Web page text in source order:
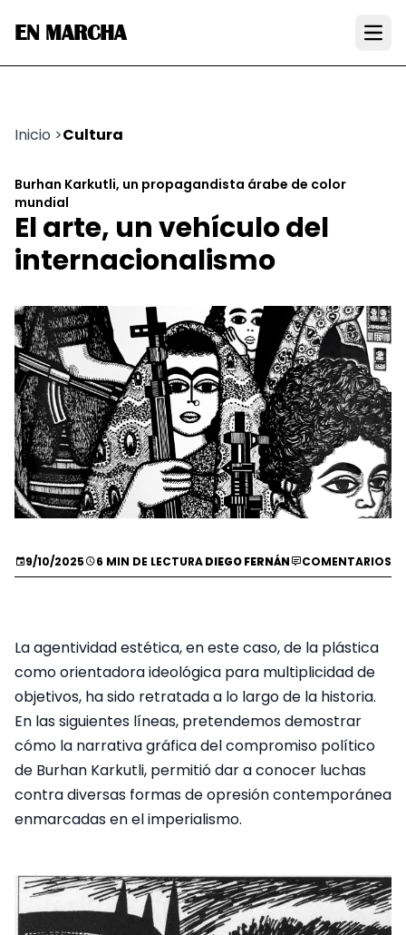
EN MARCHA
Inicio >Cultura
Burhan Karkutli, un propagandista árabe de color
mundial
El arte, un vehículo del
internacionalismo
9/10/2025 6 MIN DE LECTURADIEGO FERNÁN COMENTARIOS
La agentividad estética, en este caso, de la plástica
como orientadora ideológica para multiplicidad de
objetivos, ha sido retratada a lo largo de la historia.
En las siguientes líneas, pretendemos demostrar
cómo la narrativa gráfica del compromiso político
de Burhan Karkutli, permitió dar a conocer luchas
contra diversas formas de opresión contemporánea
enmarcadas en el imperialismo.